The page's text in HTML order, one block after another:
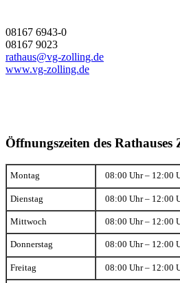
08167 6943-0
08167 9023
rathaus@vg-zolling.de
www.vg-zolling.de
Öffnungszeiten des Rathauses
Montag 08:00 Uhr – 12:00
Dienstag 08:00 Uhr – 12:00
Mittwoch 08:00 Uhr – 12:00
Donnerstag 08:00 Uhr – 12:00
Freitag 08:00 Uhr – 12:00